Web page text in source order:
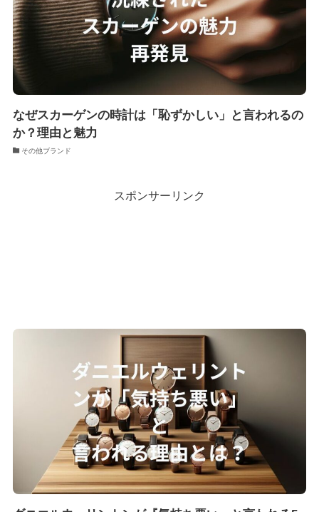
なぜスカーゲンの時計は「恥ずかしい」と言われるの
か？理由と魅力
その他ブランド
スポンサーリンク